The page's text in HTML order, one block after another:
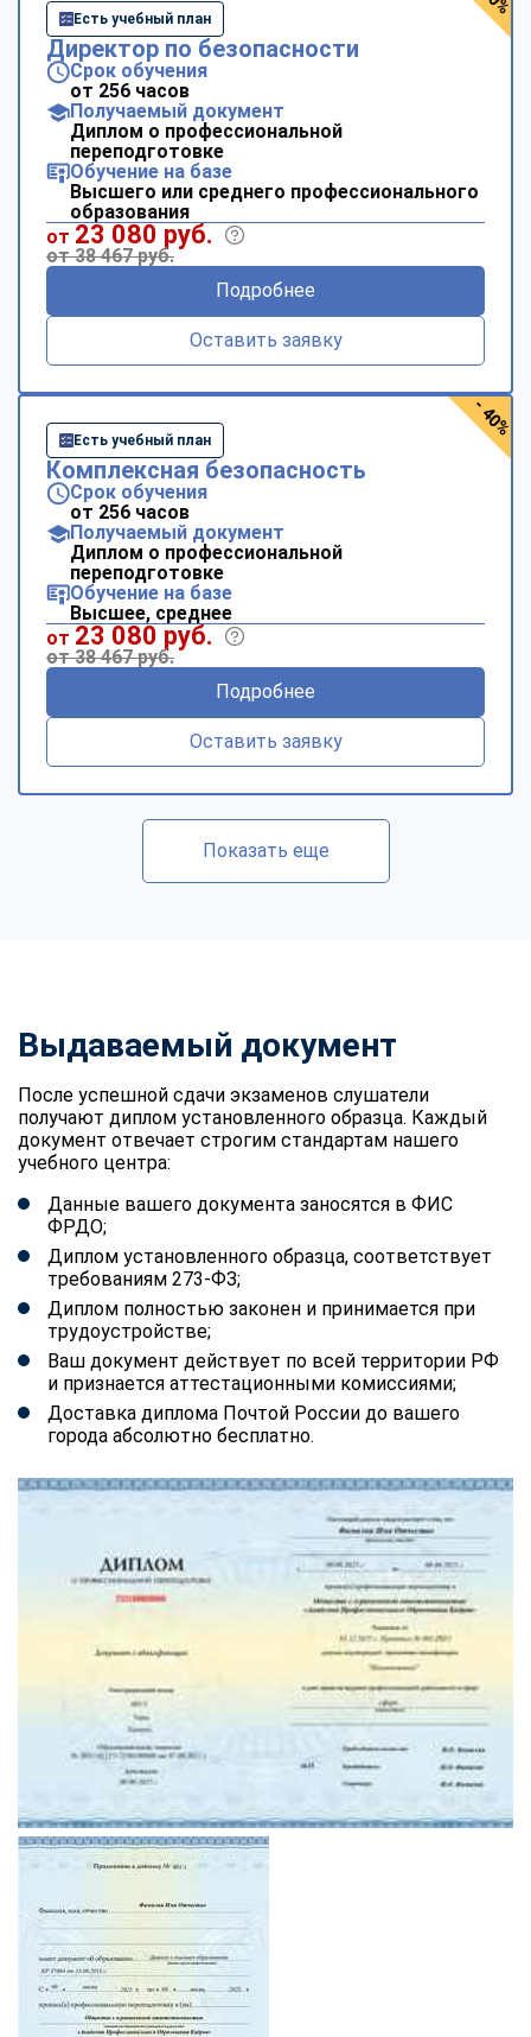
Есть учебный план
Директор по безопасности
Срок обучения
от 256 часов
Получаемый документ
Диплом о профессиональной
переподготовке
Обучение на базе
Высшего или среднего профессионального
образования
от 23 080 руб.
от 38 467 руб.
Подробнее
Оставить заявку
Есть учебный план
Комплексная безопасность
Срок обучения
от 256 часов
Получаемый документ
Диплом о профессиональной
переподготовке
Обучение на базе
Высшее, среднее
от 23 080 руб.
от 38 467 руб.
Подробнее
Оставить заявку
- 40%
Показать еще
Выдаваемый документ
После успешной сдачи экзаменов слушатели
получают диплом установленного образца. Каждый
документ отвечает строгим стандартам нашего
учебного центра:
Данные вашего документа заносятся в ФИС
ФРДО;
Диплом установленного образца, соответствует
требованиям 273-ФЗ;
Диплом полностью законен и принимается при
трудоустройстве;
Ваш документ действует по всей территории РФ
и признается аттестационными комиссиями;
Доставка диплома Почтой России до вашего
города абсолютно бесплатно.